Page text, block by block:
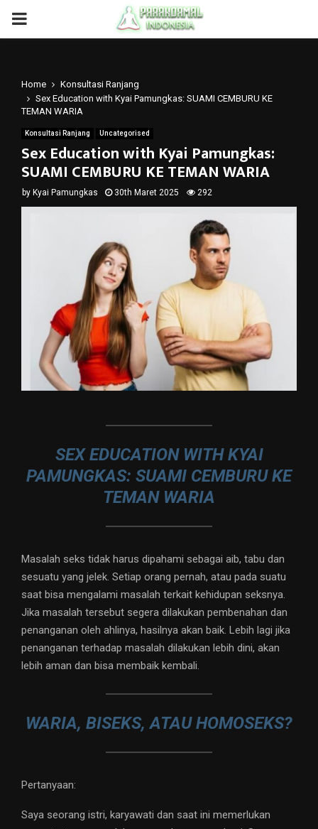
PRIMARY
Home
Konsultasi Ranjang
Sex Education with Kyai Pamungkas: SUAMI CEMBURU KE
TEMAN WARIA
Konsultasi Ranjang Uncategorised
Sex Education with Kyai Pamungkas:
SUAMI CEMBURU KE TEMAN WARIA
by Kyai Pamungkas 30th Maret 2025 292
SEX EDUCATION WITH KYAI
PAMUNGKAS: SUAMI CEMBURU KE
TEMAN WARIA
Masalah seks tidak harus dipahami sebagai aib, tabu dan
sesuatu yang jelek. Setiap orang pernah, atau pada suatu
saat bisa mengalami masalah terkait kehidupan seksnya.
Jika masalah tersebut segera dilakukan pembenahan dan
penanganan oleh ahlinya, hasilnya akan baik. Lebih lagi jika
penanganan terhadap masalah dilakukan lebih dini, akan
lebih aman dan bisa membaik kembali.
WARIA, BISEKS, ATAU HOMOSEKS?
Pertanyaan:
Saya seorang istri, karyawati dan saat ini memerlukan